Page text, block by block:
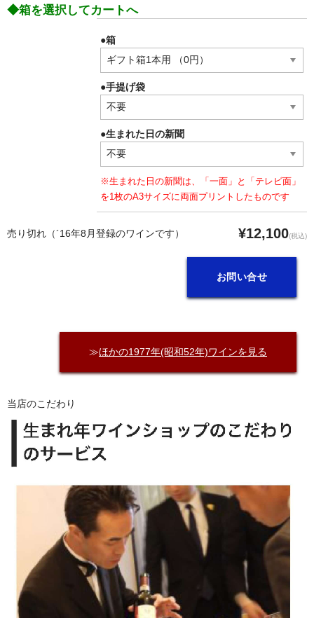
◆箱を選択してカートへ
●箱
●手提げ袋
●生まれた日の新聞
※生まれた日の新聞は、「一面」と「テレビ面」
を1枚のA3サイズに両面プリントしたものです
売り切れ（´16年8月登録のワインです） ¥12,100(税込)
お問い合せ
≫ほかの1977年(昭和52年)ワインを見る
当店のこだわり